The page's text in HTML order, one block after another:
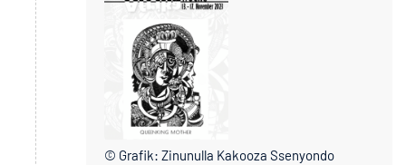
© Grafik: Zinunulla Kakooza Ssenyondo